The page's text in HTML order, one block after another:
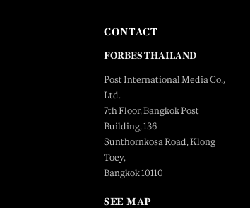
CONTACT
FORBES THAILAND
Post International Media Co.,
Ltd.
7th Floor, Bangkok Post
Building, 136
Sunthornkosa Road, Klong
Toey,
Bangkok 10110
SEE MAP